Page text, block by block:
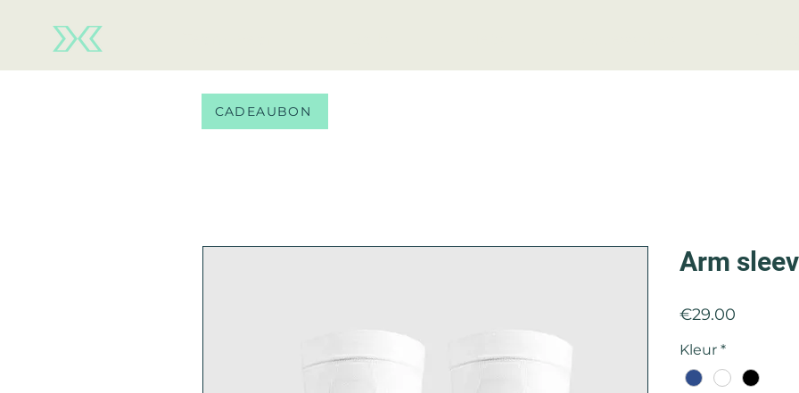
Arm
€29.00
Kleur *
CADEAUBON